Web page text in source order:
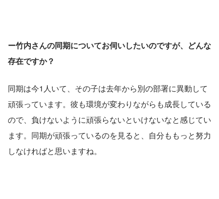
ー竹内さんの同期についてお伺いしたいのですが、どんな
存在ですか？
同期は今1人いて、その子は去年から別の部署に異動して
頑張っています。彼も環境が変わりながらも成長している
ので、負けないように頑張らないといけないなと感じてい
ます。同期が頑張っているのを見ると、自分ももっと努力
しなければと思いますね。